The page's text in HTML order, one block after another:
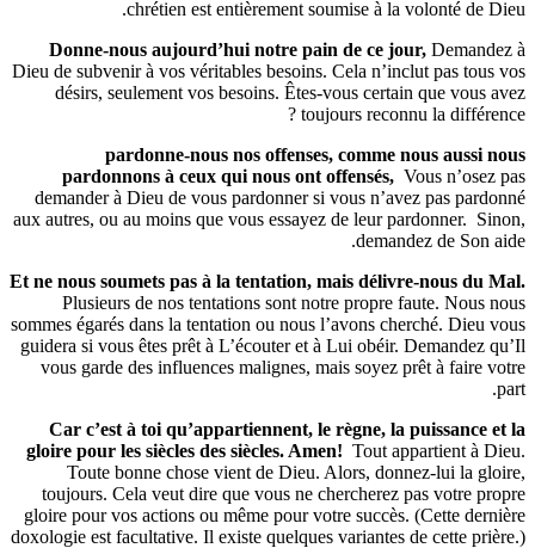
chrétien est entièrement soumise à la
Donne-nous aujourd’hui notre pain de ce jour,
Dieu de subvenir à vos véritables besoins. Cela n’inclut
désirs, seulement vos besoins. Êtes-vous certain que
toujours reconnu la
pardonne-nous nos offenses, comme nous
pardonnons à ceux qui nous ont offensés, Vous
demander à Dieu de vous pardonner si vous n’avez pas
aux autres, ou au moins que vous essayez de leur
demandez
Et ne nous soumets pas à la tentation, mais délivre-
Plusieurs de nos tentations sont notre propre faute.
sommes égarés dans la tentation ou nous l’avons cherché.
guidera si vous êtes prêt à L’écouter et à Lui obéir.
vous garde des influences malignes, mais soyez prêt à
Car c’est à toi qu’appartiennent, le règne, la
gloire pour les siècles des siècles. Amen! Tout
Toute bonne chose vient de Dieu. Alors, donnez-
toujours. Cela veut dire que vous ne chercherez pas
gloire pour vos actions ou même pour votre succès.
doxologie est facultative. Il existe quelques variantes de